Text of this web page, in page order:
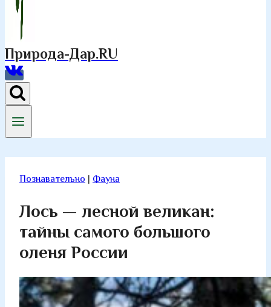
Природа-Дар.RU
Познавательно | Фауна
Лось — лесной великан:
тайны самого большого
оленя России